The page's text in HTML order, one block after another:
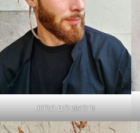
זר לראש ליום הולדת